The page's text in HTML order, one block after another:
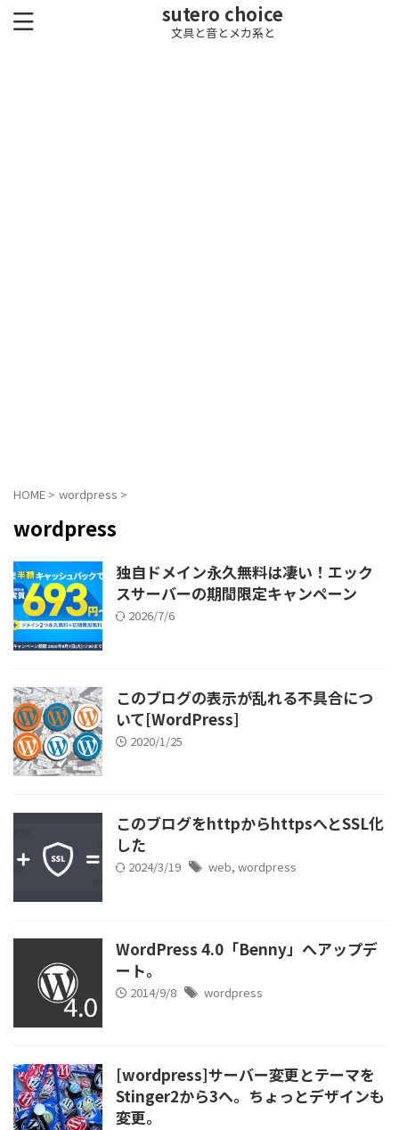
sutero choice
文具と音とメカ系と
HOME > wordpress >
wordpress
独自ドメイン永久無料は凄い！エック
スサーバーの期間限定キャンペーン
2026/7/6
このブログの表示が乱れる不具合につ
いて[WordPress]
2020/1/25
このブログをhttpからhttpsへとSSL化
した
2024/3/19 web, wordpress
WordPress 4.0「Benny」へアップデ
ート。
2014/9/8 wordpress
[wordpress]サーバー変更とテーマを
Stinger2から3へ。ちょっとデザインも
変更。